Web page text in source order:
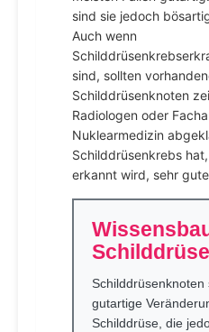
sind sie jedoch
Auch wenn
sind, sollten
Schilddrüsenknoten
Radiologen oder
Nuklearmedizin
Schilddrüsenkrebs
erkannt wird, sehr
Schilddrüsenknoten
gutartige
Schilddrüse, die